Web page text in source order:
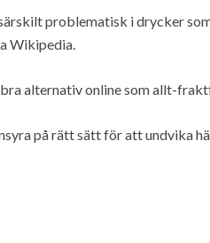
problematisk i drycker
Wikipedia.
alternativ online som allt-
på rätt sätt för att undvika